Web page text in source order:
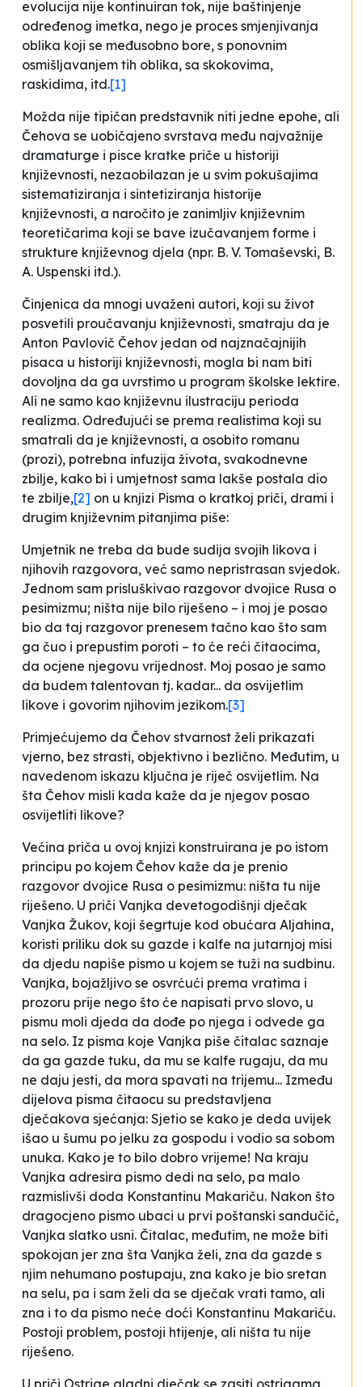
evolucija nije kontinuiran tok, nije baštinjenje
određenog imetka, nego je proces smjenjivanja
oblika koji se međusobno bore, s ponovnim
osmišljavanjem tih oblika, sa skokovima,
raskidima, itd.[1]
Možda nije tipičan predstavnik niti jedne epohe, ali
Čehova se uobičajeno svrstava među najvažnije
dramaturge i pisce kratke priče u historiji
književnosti, nezaobilazan je u svim pokušajima
sistematiziranja i sintetiziranja historije
književnosti, a naročito je zanimljiv književnim
teoretičarima koji se bave izučavanjem forme i
strukture književnog djela (npr. B. V. Tomaševski, B.
A. Uspenski itd.).
Činjenica da mnogi uvaženi autori, koji su život
posvetili proučavanju književnosti, smatraju da je
Anton Pavlovič Čehov jedan od najznačajnijih
pisaca u historiji književnosti, mogla bi nam biti
dovoljna da ga uvrstimo u program školske lektire.
Ali ne samo kao književnu ilustraciju perioda
realizma. Određujući se prema realistima koji su
smatrali da je književnosti, a osobito romanu
(prozi), potrebna infuzija života, svakodnevne
zbilje, kako bi i umjetnost sama lakše postala dio
te zbilje,[2] on u knjizi Pisma o kratkoj priči, drami i
drugim književnim pitanjima piše:
Umjetnik ne treba da bude sudija svojih likova i
njihovih razgovora, već samo nepristrasan svjedok.
Jednom sam prisluškivao razgovor dvojice Rusa o
pesimizmu; ništa nije bilo riješeno – i moj je posao
bio da taj razgovor prenesem tačno kao što sam
ga čuo i prepustim poroti – to će reći čitaocima,
da ocjene njegovu vrijednost. Moj posao je samo
da budem talentovan tj. kadar... da osvijetlim
likove i govorim njihovim jezikom.[3]
Primjećujemo da Čehov stvarnost želi prikazati
vjerno, bez strasti, objektivno i bezlično. Međutim, u
navedenom iskazu ključna je riječ osvijetlim. Na
šta Čehov misli kada kaže da je njegov posao
osvijetliti likove?
Većina priča u ovoj knjizi konstruirana je po istom
principu po kojem Čehov kaže da je prenio
razgovor dvojice Rusa o pesimizmu: ništa tu nije
riješeno. U priči Vanjka devetogodišnji dječak
Vanjka Žukov, koji šegrtuje kod obućara Aljahina,
koristi priliku dok su gazde i kalfe na jutarnjoj misi
da djedu napiše pismo u kojem se tuži na sudbinu.
Vanjka, bojažljivo se osvrćući prema vratima i
prozoru prije nego što će napisati prvo slovo, u
pismu moli djeda da dođe po njega i odvede ga
na selo. Iz pisma koje Vanjka piše čitalac saznaje
da ga gazde tuku, da mu se kalfe rugaju, da mu
ne daju jesti, da mora spavati na trijemu... Između
dijelova pisma čitaocu su predstavljena
dječakova sjećanja: Sjetio se kako je deda uvijek
išao u šumu po jelku za gospodu i vodio sa sobom
unuka. Kako je to bilo dobro vrijeme! Na kraju
Vanjka adresira pismo dedi na selo, pa malo
razmislivši doda Konstantinu Makariču. Nakon što
dragocjeno pismo ubaci u prvi poštanski sandučić,
Vanjka slatko usni. Čitalac, međutim, ne može biti
spokojan jer zna šta Vanjka želi, zna da gazde s
njim nehumano postupaju, zna kako je bio sretan
na selu, pa i sam želi da se dječak vrati tamo, ali
zna i to da pismo neće doći Konstantinu Makariču.
Postoji problem, postoji htijenje, ali ništa tu nije
riješeno.